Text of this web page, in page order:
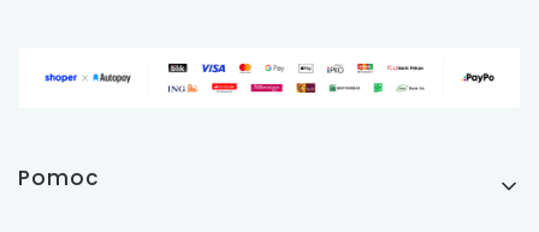
Linki w stopce
Pomoc